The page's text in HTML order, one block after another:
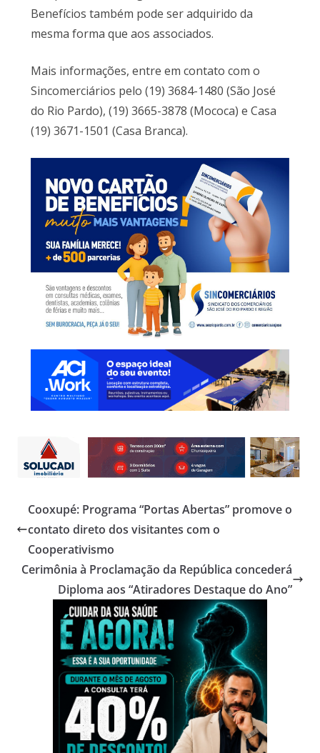
Benefícios também pode ser adquirido da
mesma forma que aos associados.
Mais informações, entre em contato com o
Sincomerciários pelo (19) 3684-1480 (São José
do Rio Pardo), (19) 3665-3878 (Mococa) e Casa
(19) 3671-1501 (Casa Branca).
Cooxupé: Programa “Portas Abertas” promove o
contato direto dos visitantes com o
Cooperativismo
Cerimônia à Proclamação da República concederá
Diploma aos “Atiradores Destaque do Ano”